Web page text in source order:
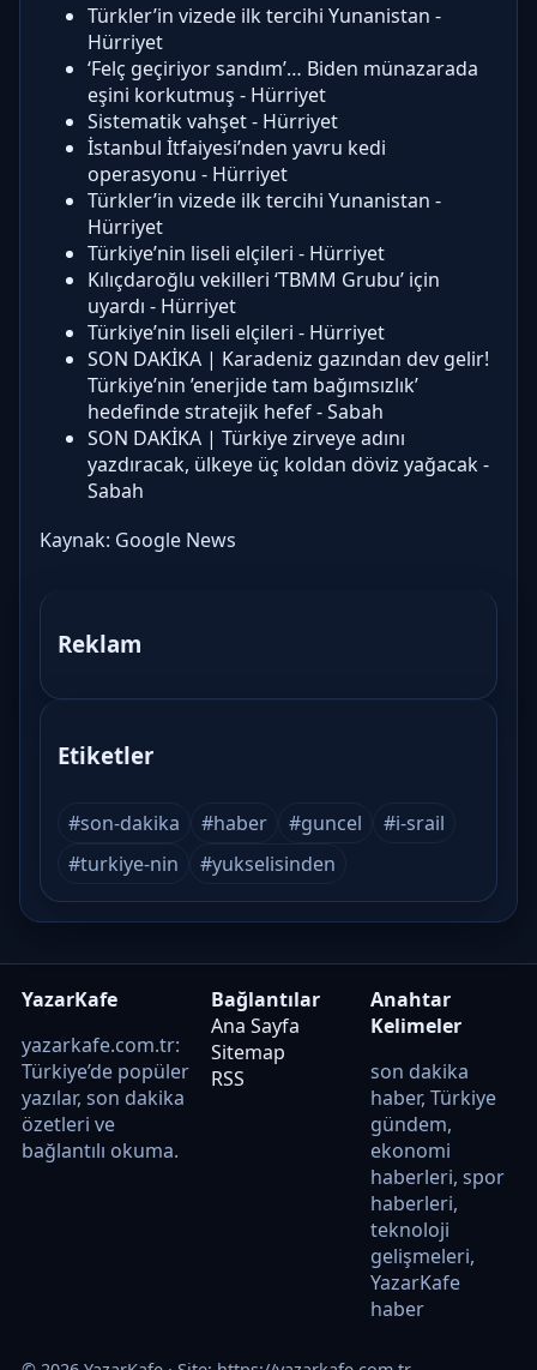
Türkler’in vizede ilk tercihi Yunanistan -
Hürriyet
‘Felç geçiriyor sandım’… Biden münazarada
eşini korkutmuş - Hürriyet
Sistematik vahşet - Hürriyet
İstanbul İtfaiyesi’nden yavru kedi
operasyonu - Hürriyet
Türkler’in vizede ilk tercihi Yunanistan -
Hürriyet
Türkiye’nin liseli elçileri - Hürriyet
Kılıçdaroğlu vekilleri ‘TBMM Grubu’ için
uyardı - Hürriyet
Türkiye’nin liseli elçileri - Hürriyet
SON DAKİKA | Karadeniz gazından dev gelir!
Türkiye’nin ’enerjide tam bağımsızlık’
hedefinde stratejik hefef - Sabah
SON DAKİKA | Türkiye zirveye adını
yazdıracak, ülkeye üç koldan döviz yağacak -
Sabah
Kaynak: Google News
Reklam
Etiketler
#son-dakika #haber #guncel
#i-srail
#turkiye-nin
#yukselisinden
YazarKafe
yazarkafe.com.tr:
Türkiye’de popüler
yazılar, son dakika
özetleri ve
bağlantılı okuma.
Bağlantılar
Ana Sayfa
Sitemap
RSS
Anahtar
Kelimeler
son dakika
haber, Türkiye
gündem,
ekonomi
haberleri, spor
haberleri,
teknoloji
gelişmeleri,
YazarKafe
haber